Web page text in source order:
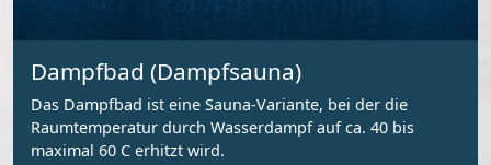
Dampfbad (Dampfsauna)
Das Dampfbad ist eine Sauna-Variante, bei der die
Raumtemperatur durch Wasserdampf auf ca. 40 bis
maximal 60 C erhitzt wird.